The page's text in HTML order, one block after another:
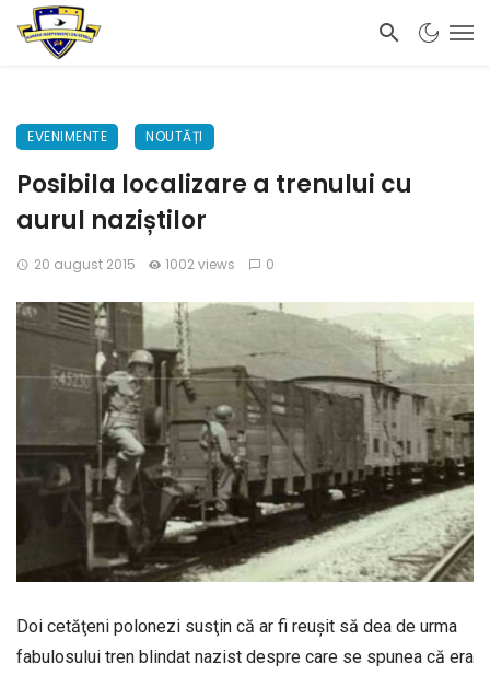
EVENIMENTE NOUTĂȚI
Posibila localizare a trenului cu
aurul naziștilor
20 august 2015 1002 views 0
Doi cetăţeni polonezi susţin că ar fi reuşit să dea de urma
fabulosului tren blindat nazist despre care se spunea că era